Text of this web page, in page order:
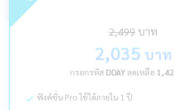
2,499 บาท
2,035 บาท
กรอกรหัส DDAYลดเหลือ
ฟังค์ชั่น Pro ใช้ได้ภายใน 1 ปี